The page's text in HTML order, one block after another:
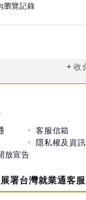
瀏覽記錄
收
客服信箱
隱私權及資
放宣告
署台灣就業通客